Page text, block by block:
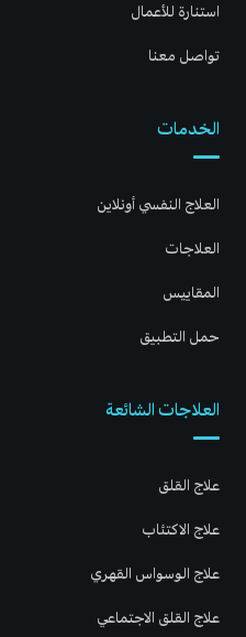
استنارة للأعمال
تواصل معنا
الخدمات
العلاج النفسي أونلاين
العلاجات
المقاييس
حمل التطبيق
العلاجات الشائعة
علاج القلق
علاج الاكتئاب
علاج الوسواس القهري
علاج القلق الاجتماعي